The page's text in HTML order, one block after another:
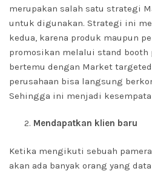
merupakan salah satu strategi
untuk digunakan. Strategi ini
kedua, karena produk maupun
promosikan melalui stand booth
bertemu dengan Market
perusahaan bisa langsung
Sehingga ini menjadi
Mendapatkan klien baru
Ketika mengikuti sebuah
akan ada banyak orang yang